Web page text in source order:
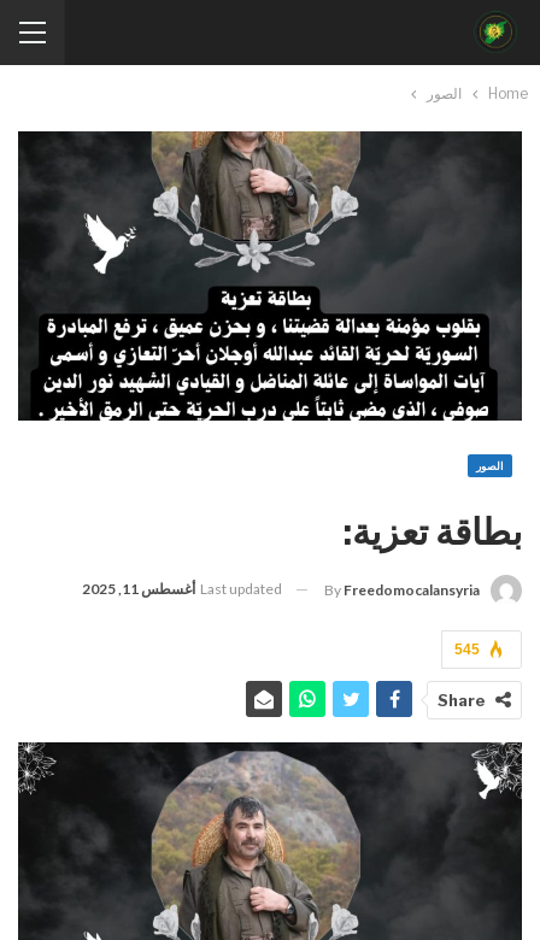
Home الصور
الصور
بطاقة تعزية:
By Freedomocalansyria
Last updated أغسطس 11, 2025
545
Share